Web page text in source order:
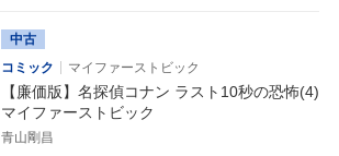
中古
コミック
マイファーストビック
【廉価版】名探偵コナン ラスト10秒の恐怖(4)
マイファーストビック
青山剛昌